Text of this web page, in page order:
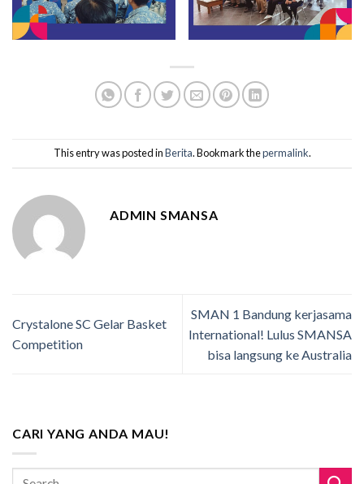
This entry was posted inBerita. Bookmark thepermalink.
ADMIN SMANSA
Crystalone SC Gelar Basket
Competition
SMAN 1 Bandung kerjasama
International! Lulus SMANSA
bisa langsung ke Australia
CARI YANG ANDA MAU!